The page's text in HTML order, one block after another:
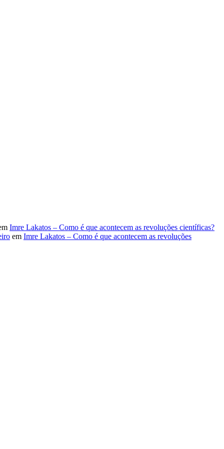
Imre Lakatos – Como é que acontecem as revoluções científicas?
em Imre Lakatos – Como é que acontecem as revoluções